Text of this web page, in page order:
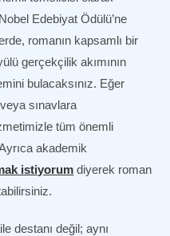
Edebiyat Ödülü’ne
romanın kapsamlı bir
gerçekçilik akımının
bulacaksınız. Eğer
sınavlara
tüm önemli
akademik
istiyorum diyerek roman
destanı değil; aynı